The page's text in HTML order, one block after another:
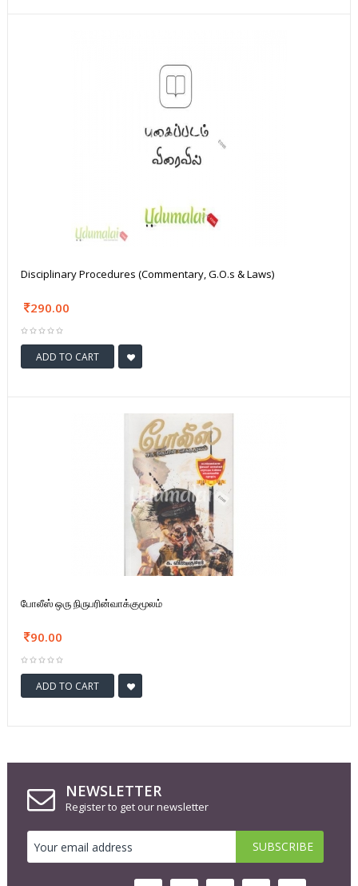
Disciplinary Procedures (Commentary, G.O.s & Laws)
290.00
ADD TO CART
போலீஸ் ஒரு நிருபரின்வாக்குமூலம்
90.00
ADD TO CART
NEWSLETTER
Register to get our newsletter